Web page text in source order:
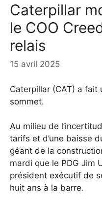
Caterpillar
le COO
relais
15 avril 2025
Caterpillar (CAT) a fait
sommet.
Au milieu de
tarifs et d’une baisse
géant de la
mardi que le PDG Jim
président exécutif de
huit ans à la barre.